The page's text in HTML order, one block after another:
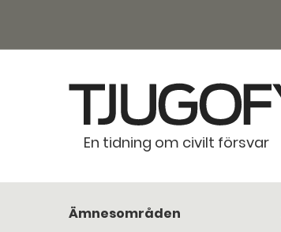
En tidning om civilt försvar
Ämnesområden